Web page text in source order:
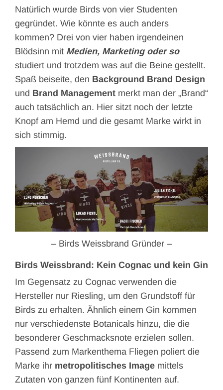
Natürlich wurde Birds von vier Studenten
gegründet. Wie könnte es auch anders
kommen? Drei von vier haben irgendeinen
Blödsinn mit Medien, Marketing oder so
studiert und trotzdem was auf die Beine gestellt.
Spaß beiseite, den Background Brand Design
und Brand Management merkt man der „Brand“
auch tatsächlich an. Hier sitzt noch der letzte
Knopf am Hemd und die gesamt Marke wirkt in
sich stimmig.
– Birds Weissbrand Gründer –
Birds Weissbrand: Kein Cognac und kein Gin
Im Gegensatz zu Cognac verwenden die
Hersteller nur Riesling, um den Grundstoff für
Birds zu erhalten. Ähnlich einem Gin kommen
nur verschiedenste Botanicals hinzu, die die
besonderer Geschmacksnote erzielen sollen.
Passend zum Markenthema Fliegen poliert die
Marke ihr metropolitisches Image mittels
Zutaten von ganzen fünf Kontinenten auf.